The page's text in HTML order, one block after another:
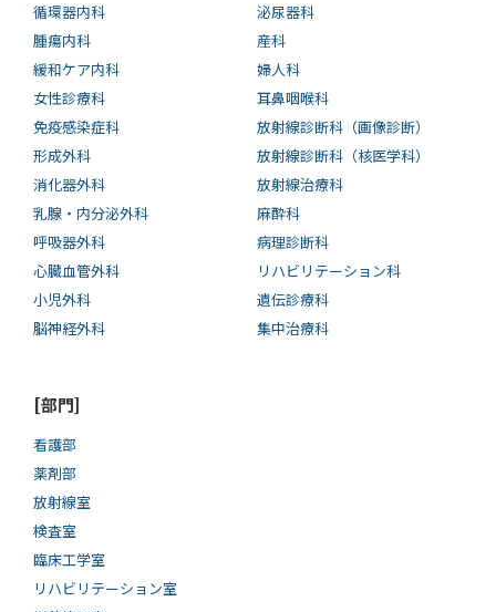
循環器内科
腫瘍内科
緩和ケア内科
女性診療科
免疫感染症科
形成外科
消化器外科
乳腺・内分泌外科
呼吸器外科
心臓血管外科
小児外科
脳神経外科
泌尿器科
産科
婦人科
耳鼻咽喉科
放射線診断科（画像診断）
放射線診断科（核医学科）
放射線治療科
麻酔科
病理診断科
リハビリテーション科
遺伝診療科
集中治療科
[部門]
看護部
薬剤部
放射線室
検査室
臨床工学室
リハビリテーション室